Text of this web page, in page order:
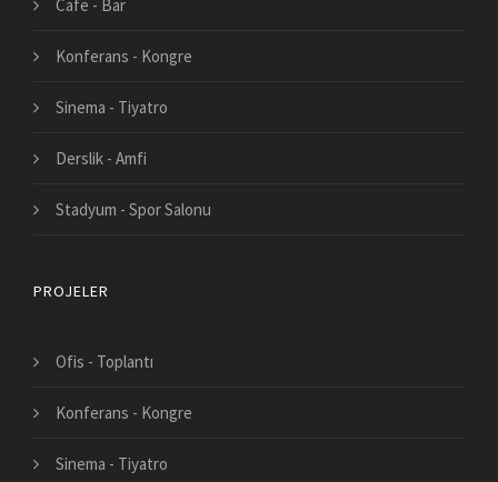
Cafe - Bar
Konferans - Kongre
Sinema - Tiyatro
Derslik - Amfi
Stadyum - Spor Salonu
PROJELER
Ofis - Toplantı
Konferans - Kongre
Sinema - Tiyatro